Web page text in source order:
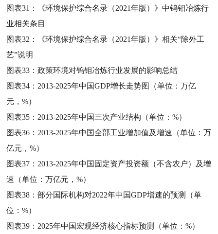
图表31：
《环境保护综合名录（2021年版）》中钨钼冶炼行
业相关条目
图表32：
《环境保护综合名录（2021年版）》相关“除外工
艺”说明
图表33：政策环境对钨钼冶炼行业发展的影响总结
图表34： 2013-2025年中国GDP增长走势图（单位：万亿
元，%）
图表35： 2013-2025年中国三次产业结构（单位：%）
图表36： 2013-2025年中国全部工业增加值及增速（单位：万
亿元，%）
图表37： 2013-2025年中国固定资产投资额（不含农户）及增
速（单位：万亿元，%）
图表38：部分国际机构对2022年中国GDP增速的预测（单
位：%）
图表39： 2025年中国宏观经济核心指标预测（单位：%）